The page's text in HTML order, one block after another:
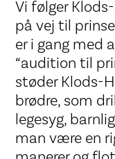
Vi følger
på vej til
er i gang med
“audition til
støder Klods-
brødre, som
legesyg,
man være en